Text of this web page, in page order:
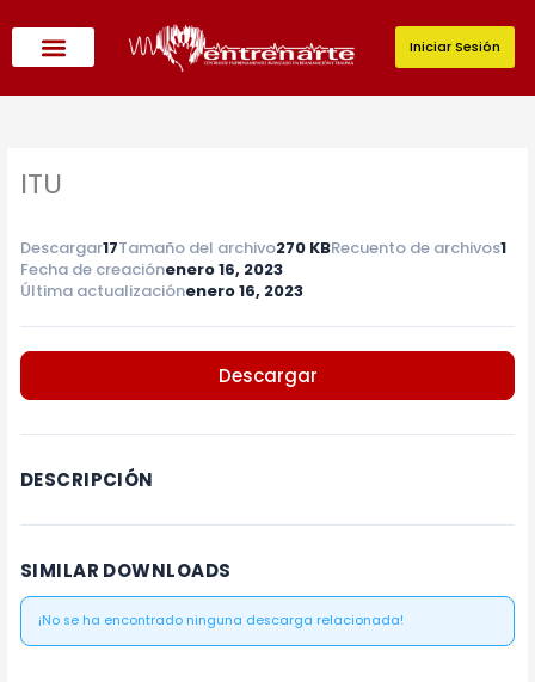
contenido
Iniciar Sesión
ITU
Descargar17Tamaño del archivo270 KBRecuento de archivos1
Fecha de creaciónenero 16, 2023
Última actualizaciónenero 16, 2023
Descargar
DESCRIPCIÓN
SIMILAR DOWNLOADS
¡No se ha encontrado ninguna descarga relacionada!